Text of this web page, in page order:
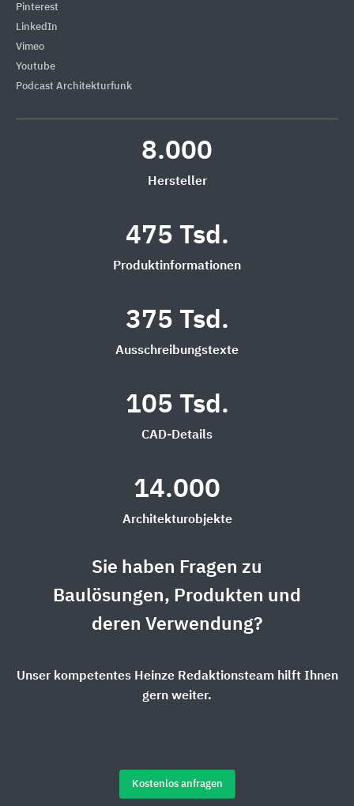
Pinterest
LinkedIn
Vimeo
Youtube
Podcast Architekturfunk
8.000
Hersteller
475 Tsd.
Produktinformationen
375 Tsd.
Ausschreibungstexte
105 Tsd.
CAD-Details
14.000
Architekturobjekte
Sie haben Fragen zu
Baulösungen, Produkten und
deren Verwendung?
Unser kompetentes Heinze Redaktionsteam hilft Ihnen
gern weiter.
Kostenlos anfragen